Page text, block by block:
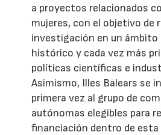
a proyectos relacionados
mujeres, con el objetivo de
investigación en un
histórico y cada vez más
políticas científicas e
Asimismo, Illes Balears se
primera vez al grupo de
autónomas elegibles para
financiación dentro de